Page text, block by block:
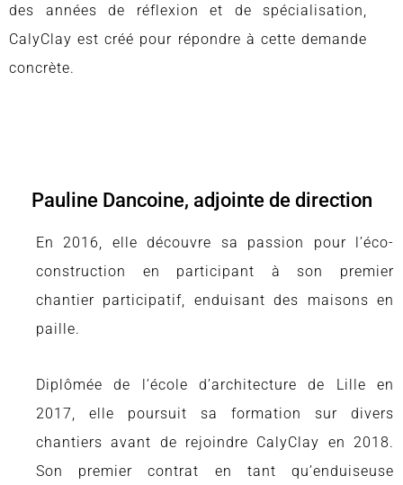
des années de réflexion et de spécialisation,
CalyClay est créé pour répondre à cette demande
concrète.
Pauline Dancoine, adjointe de direction
En 2016, elle découvre sa passion pour l’éco-
construction en participant à son premier
chantier participatif, enduisant des maisons en
paille.
Diplômée de l’école d’architecture de Lille en
2017, elle poursuit sa formation sur divers
chantiers avant de rejoindre CalyClay en 2018.
Son premier contrat en tant qu’enduiseuse